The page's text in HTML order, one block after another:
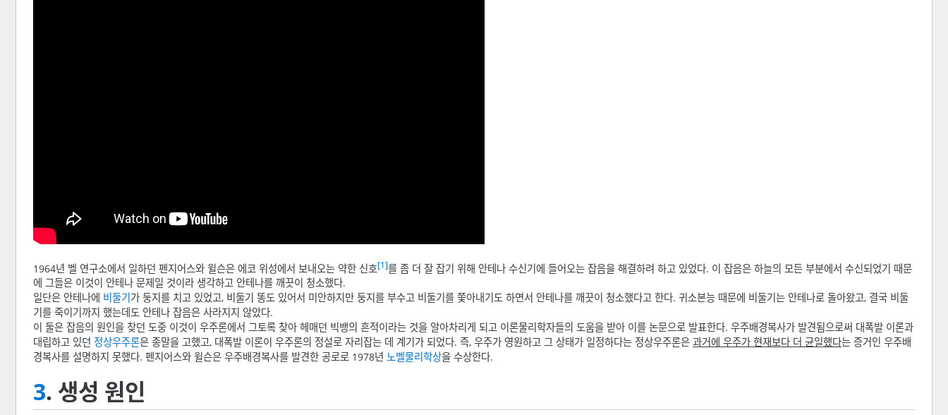
1964년 벨 연구소에서 일하던 펜지어스와 윌슨은 에코 위성에서 보내오는 약한 신호[1]를 좀 더 잘 잡기 위해 안테나 수신기에 들어오는 잡음을 해결하려 하고 있었다. 이 잡음은 하늘의 모든 부분에서 수신되었기 때문
에 그들은 이것이 안테나 문제일 것이라 생각하고 안테나를 깨끗이 청소했다.
일단은 안테나에 비둘기 가 둥지를 치고 있었고, 비둘기 똥도 있어서 미안하지만 둥지를 부수고 비둘기를 쫓아내기도 하면서 안테나를 깨끗이 청소했다고 한다. 귀소본능 때문에 비둘기는 안테나로 돌아왔고, 결국 비둘
기를 죽이기까지 했는데도 안테나 잡음은 사라지지 않았다.
이 둘은 잡음의 원인을 찾던 도중 이것이 우주론에서 그토록 찾아 헤매던 빅뱅의 흔적이라는 것을 알아차리게 되고 이론물리학자들의 도움을 받아 이를 논문으로 발표한다. 우주배경복사가 발견됨으로써 대폭발 이론과
대립하고 있던 정상우주론은 종말을 고했고, 대폭발 이론이 우주론의 정설로 자리잡는 데 계기가 되었다. 즉, 우주가 영원하고 그 상태가 일정하다는 정상우주론은 과거에 우주가 현재보다 더 균일했다는 증거인 우주배
경복사를 설명하지 못했다. 펜지어스와 윌슨은 우주배경복사를 발견한 공로로 1978년 노벨물리학상을 수상한다.
3. 생성 원인